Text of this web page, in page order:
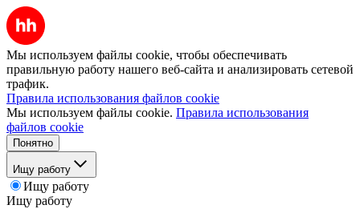
Мы используем файлы cookie, чтобы обеспечивать
правильную работу нашего веб-сайта и анализировать сетевой
трафик.
Правила использования файлов cookie
Мы используем файлы cookie. Правила использования
файлов cookie
Понятно
Ищу работу
Ищу работу
Ищу работу